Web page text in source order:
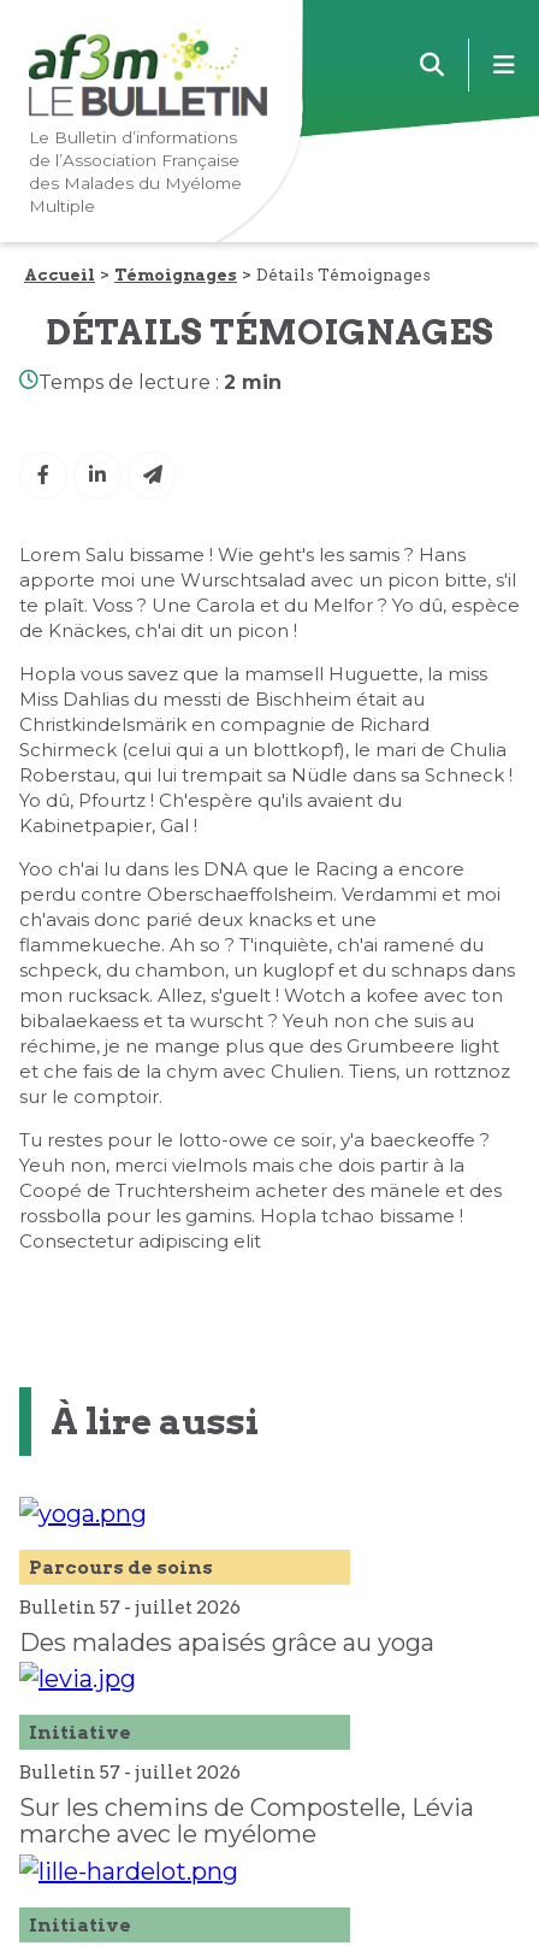
Lien
vers
navigation
principale
Lien
vers
contenu
principal
Le Bulletin d’informations
de l’Association Française
des Malades du Myélome
Multiple
Accueil Témoignages Détails Témoignages
DÉTAILS TÉMOIGNAGES
Temps de lecture : 2 min
Lorem Salu bissame ! Wie geht's les samis ? Hans
apporte moi une Wurschtsalad avec un picon bitte, s'il
te plaît. Voss ? Une Carola et du Melfor ? Yo dû, espèce
de Knäckes, ch'ai dit un picon !
Hopla vous savez que la mamsell Huguette, la miss
Miss Dahlias du messti de Bischheim était au
Christkindelsmärik en compagnie de Richard
Schirmeck (celui qui a un blottkopf), le mari de Chulia
Roberstau, qui lui trempait sa Nüdle dans sa Schneck !
Yo dû, Pfourtz ! Ch'espère qu'ils avaient du
Kabinetpapier, Gal !
Yoo ch'ai lu dans les DNA que le Racing a encore
perdu contre Oberschaeffolsheim. Verdammi et moi
ch'avais donc parié deux knacks et une
flammekueche. Ah so ? T'inquiète, ch'ai ramené du
schpeck, du chambon, un kuglopf et du schnaps dans
mon rucksack. Allez, s'guelt ! Wotch a kofee avec ton
bibalaekaess et ta wurscht ? Yeuh non che suis au
réchime, je ne mange plus que des Grumbeere light
et che fais de la chym avec Chulien. Tiens, un rottznoz
sur le comptoir.
Tu restes pour le lotto-owe ce soir, y'a baeckeoffe ?
Yeuh non, merci vielmols mais che dois partir à la
Coopé de Truchtersheim acheter des mänele et des
rossbolla pour les gamins. Hopla tchao bissame !
Consectetur adipiscing elit
À lire aussi
Parcours de soins
Bulletin 57 - juillet 2026
Des malades apaisés grâce au yoga
Initiative
Bulletin 57 - juillet 2026
Sur les chemins de Compostelle, Lévia
marche avec le myélome
Initiative